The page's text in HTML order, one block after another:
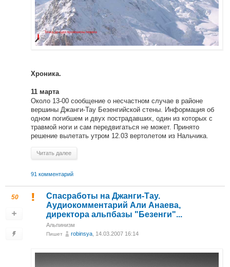
Хроника.
11 марта
Около 13-00 сообщение о несчастном случае в районе
вершины Джанги-Тау Безенгийской стены. Информация об
одном погибшем и двух пострадавших, один из которых с
травмой ноги и сам передвигаться не может. Принято
решение вылетать утром 12.03 вертолетом из Нальчика.
Читать далее
91 комментарий
50
Спасработы на Джанги-Тау.
Аудиокомментарий Али Анаева,
директора альпбазы "Безенги"...
Альпинизм
Пишет robinsya , 14.03.2007 16:14